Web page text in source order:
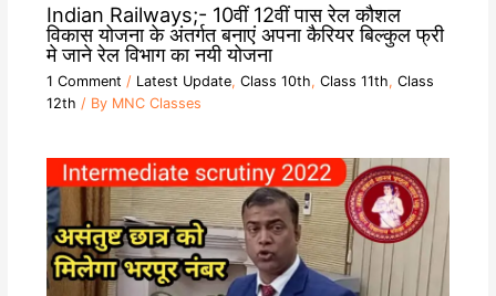
Indian Railways;- 10वीं 12वीं पास रेल कौशल
विकास योजना के अंतर्गत बनाएं अपना कैरियर बिल्कुल फ्री
मे जाने रेल विभाग का नयी योजना
1 Comment / Latest Update, Class 10th, Class 11th, Class
12th / By MNC Classes